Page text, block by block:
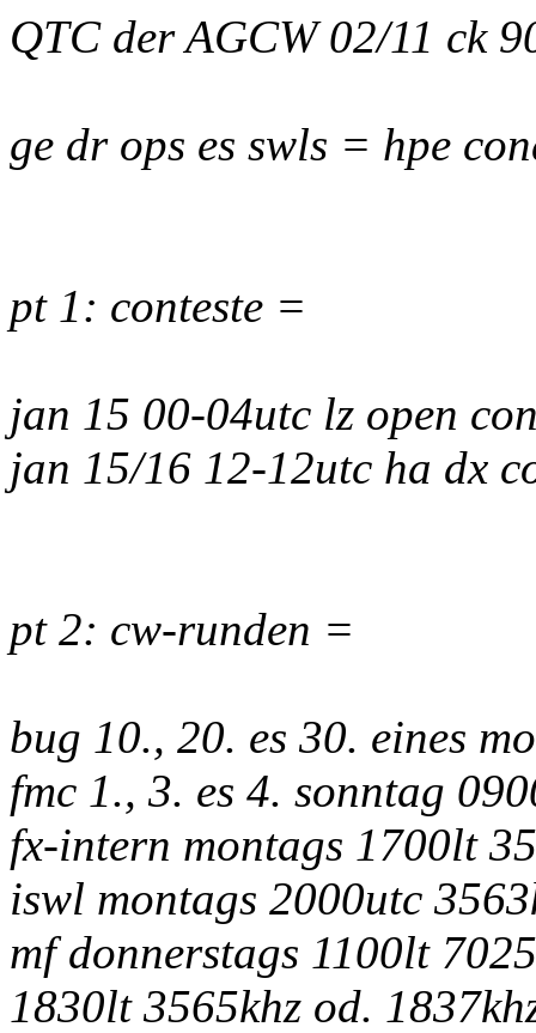
QTC der AGCW 02/11 ck
ge dr ops es swls = hpe
pt 1: conteste =
jan 15 00-04utc lz open
jan 15/16 12-12utc ha dx
pt 2: cw-runden =
bug 10., 20. es 30. eines
fmc 1., 3. es 4. sonntag
fx-intern montags 1700lt
iswl montags 2000utc
mf donnerstags 1100lt
1830lt 3565khz od.